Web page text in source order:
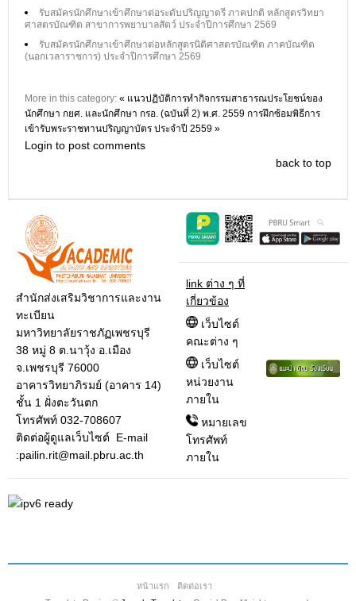
รับสมัครนักศึกษาเข้าศึกษาต่อระดับปริญญาตรี ภาคปกติ หลักสูตรวิทยา
ศาสตรบัณฑิต สาขาการพยาบาลสัตว์ ประจำปีการศึกษา 2569
รับสมัครนักศึกษาเข้าศึกษาต่อหลักสูตรนิติศาสตรบัณฑิต ภาคบัณฑิต
(นอกเวลาราชการ) ประจำปีการศึกษา 2569
More in this category: « แนวปฏิบัติการทำกิจกรรมสาธารณประโยชน์ของ
นักศึกษา กยศ. และนักศึกษา กรอ. (ฉบันที่ 2) พ.ศ. 2559 การฝึกซ้อมพิธีการ
เข้ารับพระราชทานปริญญาบัตร ประจำปี 2559 »
Login to post comments
back to top
สำนักส่งเสริมวิชาการและงาน
ทะเบียน
มหาวิทยาลัยราชภัฏเพชรบุรี
38 หมู่ 8 ต.นาวุ้ง อ.เมือง
จ.เพชรบุรี 76000
อาคารวิทยาภิรมย์ (อาคาร 14)
ชั้น 1 ฝั่งตะวันตก
โทรศัพท์ 032-708607
ติดต่อผู้ดูแลเว็บไซต์ E-mail
:pailin.rit@mail.pbru.ac.th
link ต่าง ๆ ที่
เกี่ยวข้อง
เว็บไซต์
คณะต่าง ๆ
เว็บไซต์
หน่วยงาน
ภายใน
หมายเลข
โทรศัพท์
ภายใน
หน้าแรก
ติดต่อเรา